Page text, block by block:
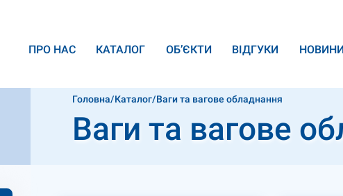
ПРО НАС КАТАЛОГ ОБ’ЄКТИ ВІДГУКИ
Головна/Каталог/Ваги та вагове обладнання
Ваги та вагове